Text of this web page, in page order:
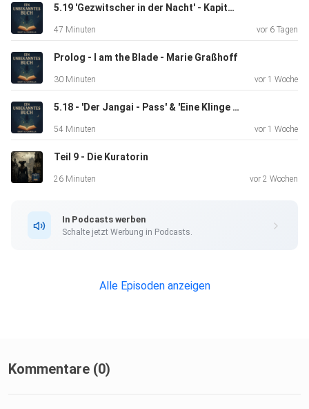
https://discord.gg/fjKwDhunEf
Und hier zu Instagram
https://www.instagram.com/
Wir freuen uns auf Euch! :D
Hosted on Acast. See acast.com/privacy for more
5.19 'Gezwitscher in der Nacht' - Kapitel 22 Das Rad der Zeit 5
47 Minuten vor 6 Tagen
Prolog - I am the Blade - Marie Graßhoff
30 Minuten vor 1 Woche
5.18 - 'Der Jangai - Pass' & 'Eine Klinge zum Geschenk' - Das Rad der Zeit 5
54 Minuten vor 1 Woche
Teil 9 - Die Kuratorin
26 Minuten vor 2 Wochen
In Podcasts werben
Schalte jetzt Werbung in Podcasts.
Alle Episoden anzeigen
Kommentare (0)